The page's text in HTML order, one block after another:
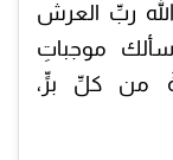
الله ربِّ العرش
موجباتِ
من كلِّ برٍّ،